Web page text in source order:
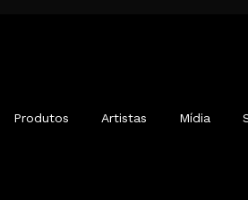
Produtos Artistas Mídia